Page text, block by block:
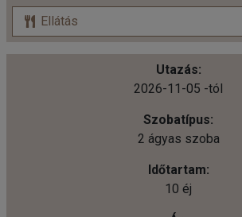
2026-11-05 -tól
2 ágyas szoba
10 éj